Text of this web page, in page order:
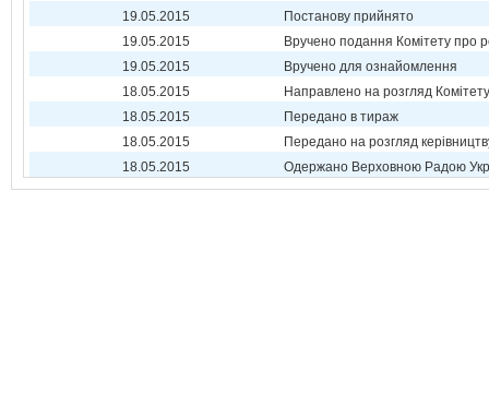
19.05.2015
Постанову прийнято
19.05.2015
Вручено подання Комітету про
19.05.2015
Вручено для ознайомлення
18.05.2015
Направлено на розгляд Комітету
18.05.2015
Передано в тираж
18.05.2015
Передано на розгляд
18.05.2015
Одержано Верховною Радою